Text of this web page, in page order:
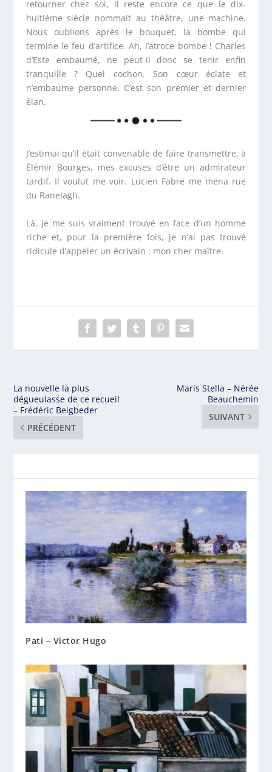
retourner chez soi, il reste encore ce que le dix-
huitième siècle nommait au théâtre, une machine.
Nous oublions après le bouquet, la bombe qui
termine le feu d’artifice. Ah, l’atroce bombe ! Charles
d’Este embaumé, ne peut-il donc se tenir enfin
tranquille ? Quel cochon. Son cœur éclate et
n’embaume personne. C’est son premier et dernier
élan.
J’estimai qu’il était convenable de faire transmettre, à
Élémir Bourges, mes excuses d’être un admirateur
tardif. Il voulut me voir. Lucien Fabre me mena rue
du Ranelagh.
Là, je me suis vraiment trouvé en face d’un homme
riche et, pour la première fois, je n’ai pas trouvé
ridicule d’appeler un écrivain : mon cher maître.
La nouvelle la plus
dégueulasse de ce recueil
– Frédéric Beigbeder
PRÉCÉDENT
Maris Stella – Nérée
Beauchemin
SUIVANT
Pati – Victor Hugo